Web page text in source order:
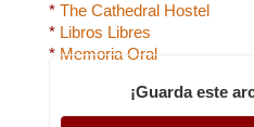
* The Cathedral Hostel
* Libros Libres
* Memoria Oral
¡Guarda este